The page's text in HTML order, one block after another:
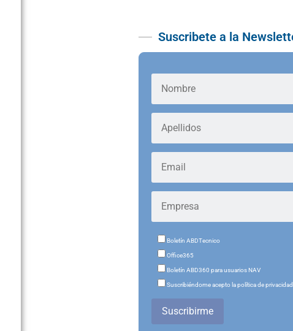
Suscribete a la
Boletín ABDTecnico
Office365
Boletín ABD360 para usuarios NAV
Suscribiéndome acepto la política de privacidad
Suscribirme